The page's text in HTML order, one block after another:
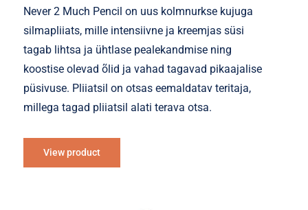
Never 2 Much Pencil on uus kolmnurkse kujuga
silmapliiats, mille intensiivne ja kreemjas süsi
tagab lihtsa ja ühtlase pealekandmise ning
koostise olevad õlid ja vahad tagavad pikaajalise
püsivuse. Pliiatsil on otsas eemaldatav teritaja,
millega tagad pliiatsil alati terava otsa.
View product